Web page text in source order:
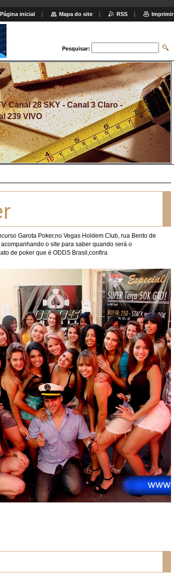
Pesquisar:
Canal 28 SKY - Canal 3 Claro -
239 VIVO
Garota Poker,no Vegas Holdem Club, rua Bento de
o site para saber quando será o
de poker que é ODDS Brasil,confira
Página inicial Mapa do site RSS Imprimir